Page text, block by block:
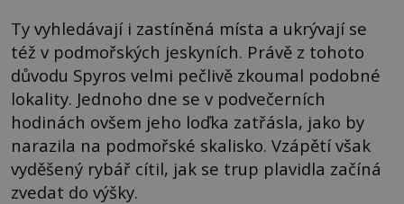
Ty vyhledávají i zastíněná místa a ukrývají se
též v podmořských jeskyních. Právě z tohoto
důvodu Spyros velmi pečlivě zkoumal podobné
lokality. Jednoho dne se v podvečerních
hodinách ovšem jeho loďka zatřásla, jako by
narazila na podmořské skalisko. Vzápětí však
vyděšený rybář cítil, jak se trup plavidla začíná
zvedat do výšky.